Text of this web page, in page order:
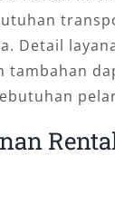
Detail
tambahan